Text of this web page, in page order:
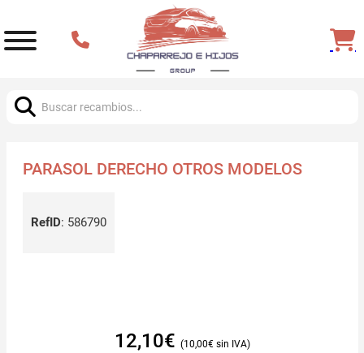
PARASOL DERECHO OTROS MODELOS
RefID: 586790
12,10€ 10,00€